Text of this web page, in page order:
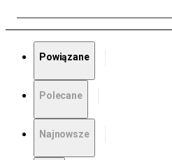
Powiązane
Polecane
Najnowsze